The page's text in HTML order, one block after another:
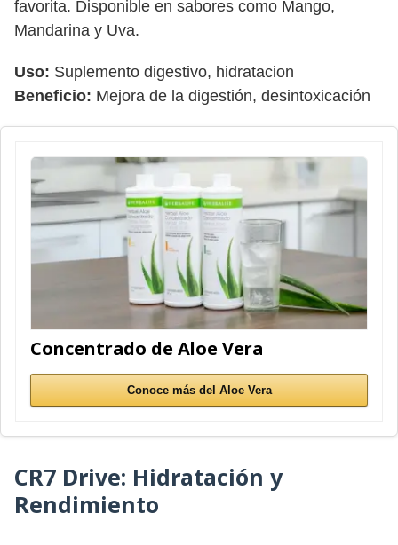
favorita. Disponible en sabores como Mango,
Mandarina y Uva.
Uso: Suplemento digestivo, hidratacion
Beneficio: Mejora de la digestión, desintoxicación
Concentrado de Aloe Vera
Conoce más del Aloe Vera
CR7 Drive: Hidratación y
Rendimiento